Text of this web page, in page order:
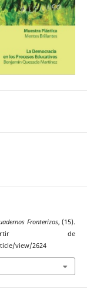
Fronterizos, (15).
de
view/2624